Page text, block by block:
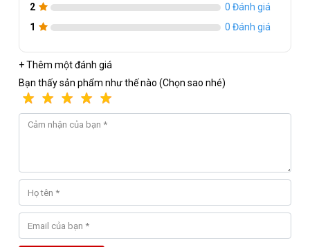
2
0 Đánh giá
1
0 Đánh giá
+ Thêm một đánh giá
Bạn thấy sản phẩm như thế nào (Chọn sao nhé)